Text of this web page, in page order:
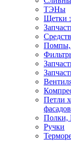
ТЭНы
Щетки
Помпы,
Петли
фасадов
Полки,
Ручки